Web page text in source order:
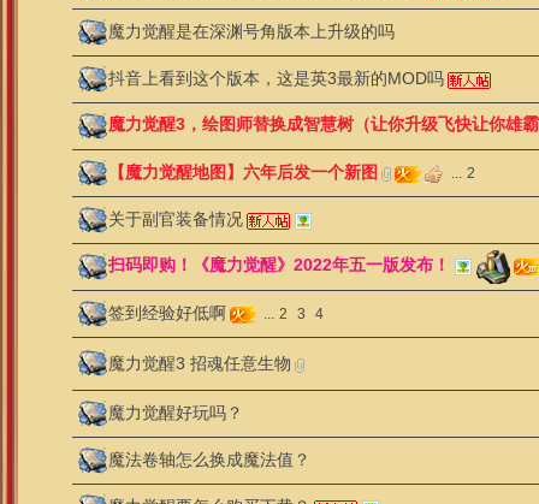
魔力觉醒是在深渊号角版本上升级的吗
抖音上看到这个版本，这是英3最新的MOD吗
魔力觉醒3，绘图师替换成智慧树（让你升级飞快让你雄
【魔力觉醒地图】六年后发一个新图 ... 2
关于副官装备情况
扫码即购！《魔力觉醒》2022年五一版发布！
签到经验好低啊 ... 2 3 4
魔力觉醒3 招魂任意生物
魔力觉醒好玩吗？
魔法卷轴怎么换成魔法值？